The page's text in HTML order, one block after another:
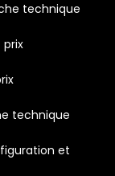
technique
technique
et